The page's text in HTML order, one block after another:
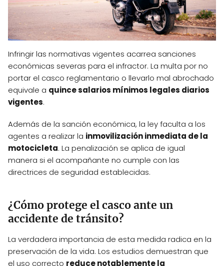
Infringir las normativas vigentes acarrea sanciones
económicas severas para el infractor. La multa por no
portar el casco reglamentario o llevarlo mal abrochado
equivale a quince salarios mínimos legales diarios
vigentes.
Además de la sanción económica, la ley faculta a los
agentes a realizar la inmovilización inmediata de la
motocicleta. La penalización se aplica de igual
manera si el acompañante no cumple con las
directrices de seguridad establecidas.
¿Cómo protege el casco ante un
accidente de tránsito?
La verdadera importancia de esta medida radica en la
preservación de la vida. Los estudios demuestran que
el uso correcto reduce notablemente la